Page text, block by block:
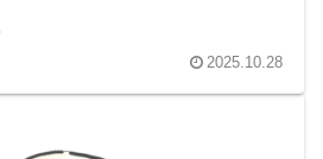
2025.10.28